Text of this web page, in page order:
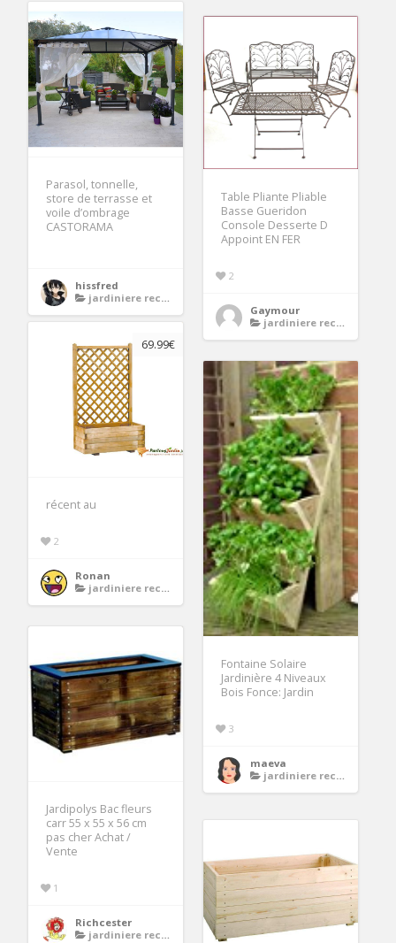
Parasol, tonnelle,
store de terrasse et
voile d’ombrage
CASTORAMA
hissfred
jardiniere rectangulaire bois
Table Pliante Pliable
Basse Gueridon
Console Desserte D
Appoint EN FER
2
Gaymour
jardiniere rectangulaire bois
69.99€
récent au
2
Ronan
jardiniere rectangulaire bois
Fontaine Solaire
Jardinière 4 Niveaux
Bois Fonce: Jardin
3
maeva
jardiniere rectangulaire bois
Jardipolys Bac fleurs
carr 55 x 55 x 56 cm
pas cher Achat /
Vente
1
Richcester
jardiniere rectangulaire bois